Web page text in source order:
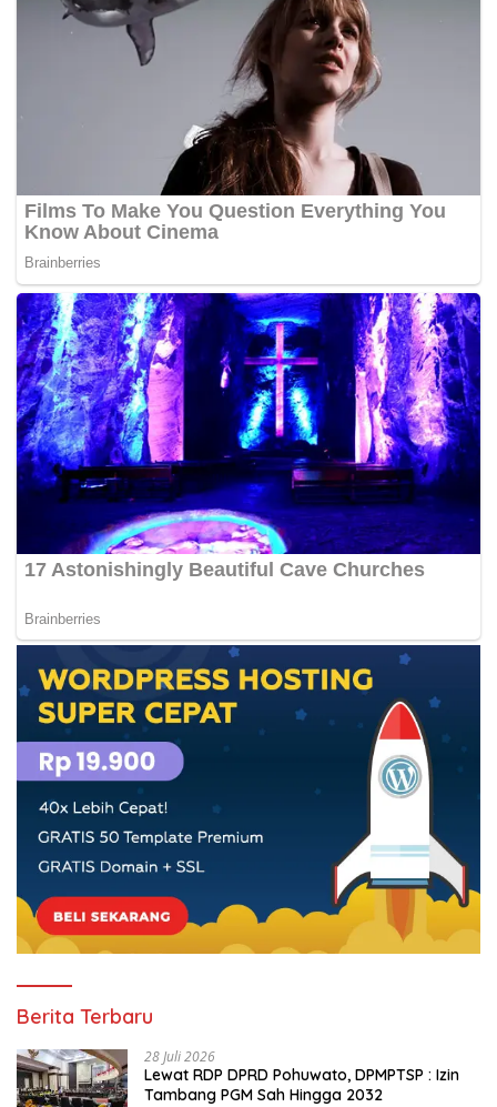
Berita Terbaru
28 Juli 2026
Lewat RDP DPRD Pohuwato, DPMPTSP : Izin
Tambang PGM Sah Hingga 2032